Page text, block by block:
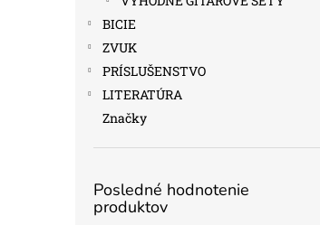
BICIE
ZVUK
PRÍSLUŠENSTVO
LITERATÚRA
Značky
Posledné hodnotenie
produktov